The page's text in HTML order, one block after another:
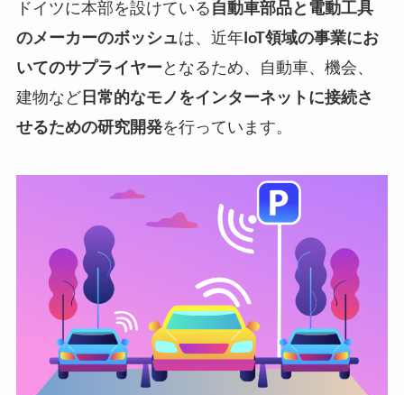
ドイツに本部を設けている 自動車部品と電動工具
のメーカーのボッシュは、近年IoT領域の事業にお
いてのサプライヤー となるため、自動車、機会、
建物など日常的なモノをインターネットに接続さ
せるための研究開発を行っています。